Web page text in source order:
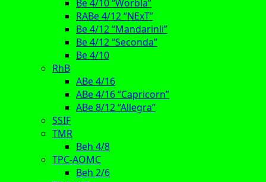
Be 4/10 “Worbla”
RABe 4/12 “NExT”
Be 4/12 “Mandarinli”
Be 4/12 “Seconda”
Be 4/10
RhB
ABe 4/16
ABe 4/16 “Capricorn”
ABe 8/12 “Allegra”
SSIF
TMR
Beh 4/8
TPC-AOMC
Beh 2/6